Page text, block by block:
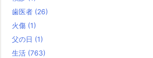
歯医者 (26)
火傷 (1)
父の日 (1)
生活 (763)